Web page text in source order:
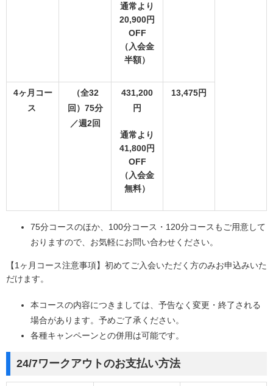
通常より
20,900円
OFF
（入会金
半額）
4ヶ月コー
ス
（全32
回）75分
／週2回
431,200
円
通常より
41,800円
OFF
（入会金
無料）
13,475円
75分コースのほか、100分コース・120分コースもご用意して
おりますので、お気軽にお問い合わせください。
【1ヶ月コース注意事項】初めてご入会いただく方のみお申込みいた
だけます。
本コースの内容につきましては、予告なく変更・終了される
場合があります。予めご了承ください。
各種キャンペーンとの併用は可能です。
24/7ワークアウトのお支払い方法